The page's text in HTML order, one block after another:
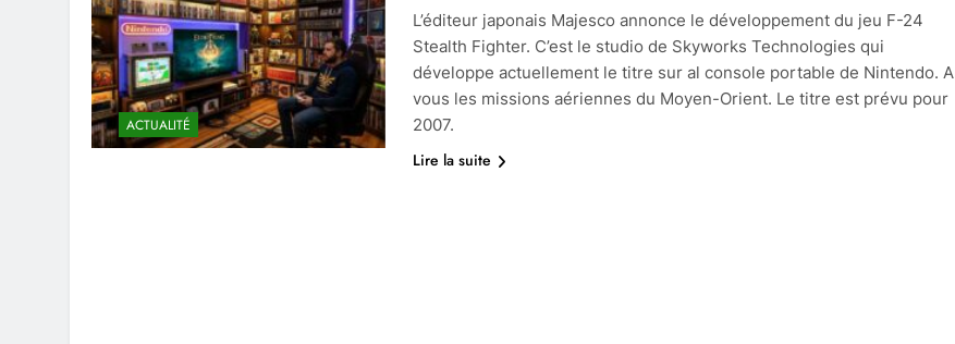
ACTUALITÉ
L’éditeur japonais Majesco annonce le développement du jeu F-24
Stealth Fighter. C’est le studio de Skyworks Technologies qui
développe actuellement le titre sur al console portable de Nintendo. A
vous les missions aériennes du Moyen-Orient. Le titre est prévu pour
2007.
Lire la suite